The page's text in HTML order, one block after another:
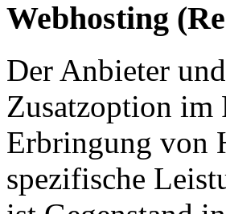
Webhosting
Der Anbieter
Zusatzoption im
Erbringung von
spezifische